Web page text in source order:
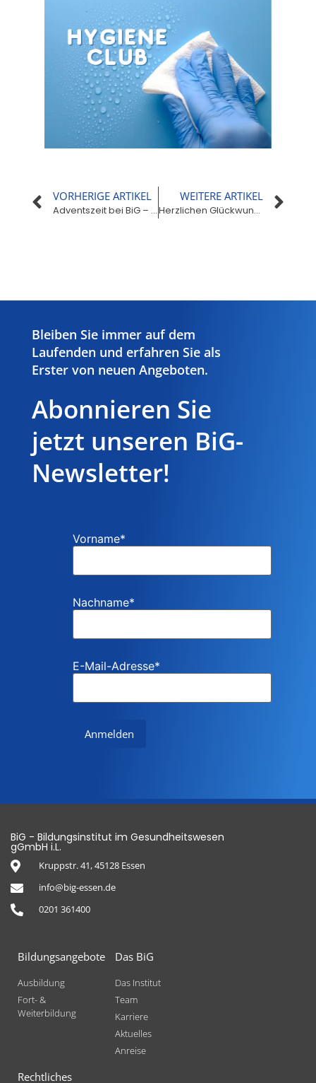
VORHERIGE ARTIKEL
Adventszeit bei BiG – Wellness-Gutscheine zu gewinnen!
WEITERE ARTIKEL
Herzlichen Glückwunsch– der 24. Kurs der Hygienefachkräfte erfolgreich beendet
Bleiben Sie immer auf dem
Laufenden und erfahren Sie als
Erster von neuen Angeboten.
Abonnieren Sie
jetzt unseren BiG-
Newsletter!
Vorname*
Nachname*
E-Mail-Adresse*
BiG - Bildungsinstitut im Gesundheitswesen
gGmbH i.L.
Kruppstr. 41, 45128 Essen
info@big-essen.de
0201 361400
Bildungsangebote
Ausbildung
Fort- &
Weiterbildung
Das BiG
Das Institut
Team
Karriere
Aktuelles
Anreise
Rechtliches